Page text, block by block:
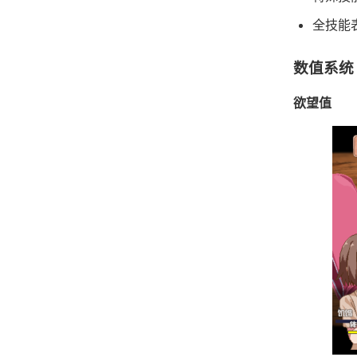
全技能
数值系统
欲望值